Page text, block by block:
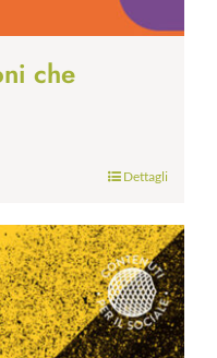
che
Dettagli